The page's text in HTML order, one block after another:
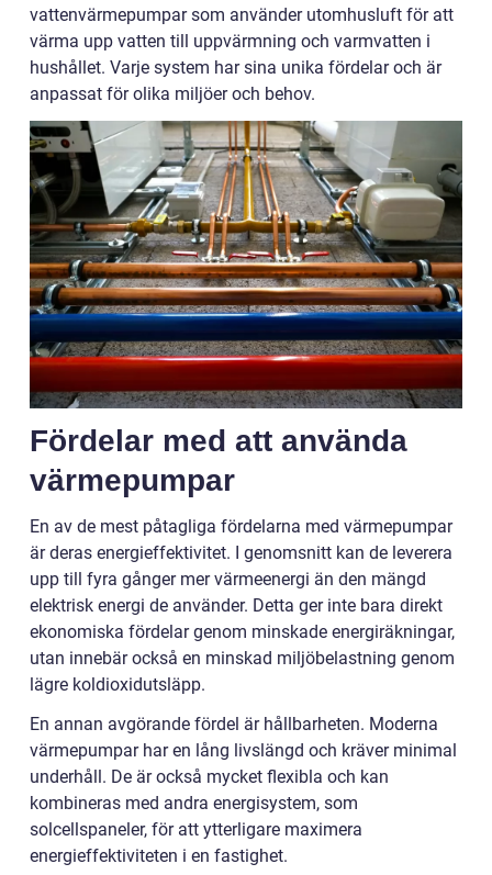
vattenvärmepumpar som använder utomhusluft för att
värma upp vatten till uppvärmning och varmvatten i
hushållet. Varje system har sina unika fördelar och är
anpassat för olika miljöer och behov.
Fördelar med att använda
värmepumpar
En av de mest påtagliga fördelarna med värmepumpar
är deras energieffektivitet. I genomsnitt kan de leverera
upp till fyra gånger mer värmeenergi än den mängd
elektrisk energi de använder. Detta ger inte bara direkt
ekonomiska fördelar genom minskade energiräkningar,
utan innebär också en minskad miljöbelastning genom
lägre koldioxidutsläpp.
En annan avgörande fördel är hållbarheten. Moderna
värmepumpar har en lång livslängd och kräver minimal
underhåll. De är också mycket flexibla och kan
kombineras med andra energisystem, som
solcellspaneler, för att ytterligare maximera
energieffektiviteten i en fastighet.